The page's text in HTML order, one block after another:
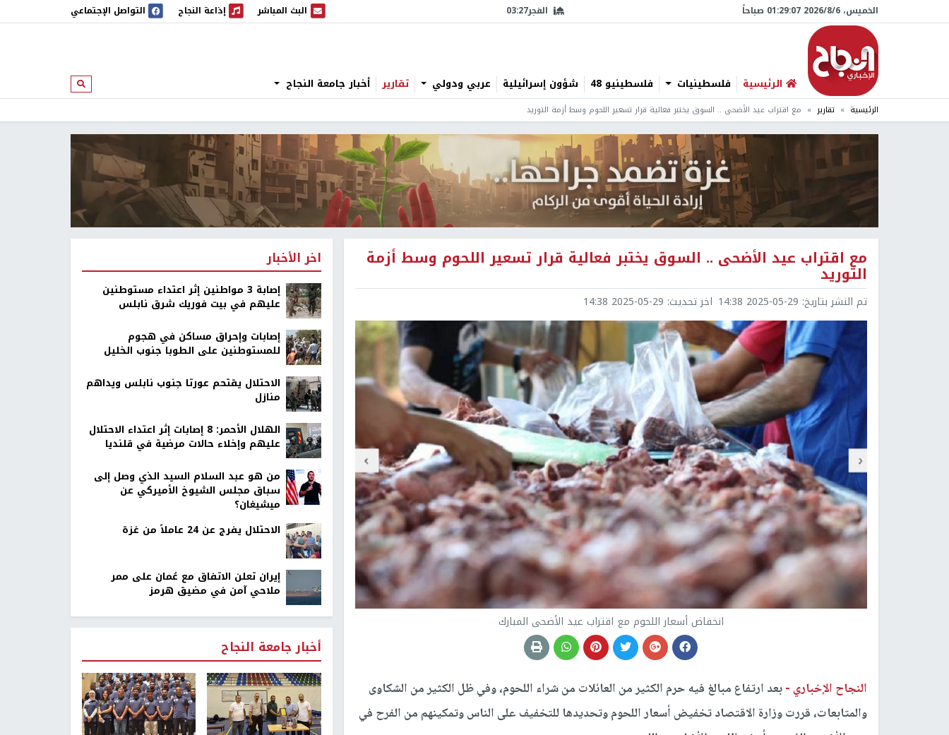
الخميس، 6/‏8/‏2026 01:29:08 صباحاً الفجر03:27 البث المباشر
البث المباشر إذاعة النجاح
إذاعة النجاح التواصل الإجتماعي
الرئيسية فلسطينيات فلسطينيو 48 شؤون إسرائيلية عربي ودولي تقارير أخبار جامعة النجاح ابحث
الرئيسية تقارير مع اقتراب عيد الأضحى .. السوق يختبر فعالية قرار تسعير اللحوم وسط أزمة التوريد
مع اقتراب عيد الأضحى .. السوق يختبر فعالية قرار تسعير اللحوم وسط أزمة
التوريد
تم النشر بتاريخ: 2025-05-29 14:38 اخر تحديث: 2025-05-29 14:38
انخفاض أسعار اللحوم مع اقتراب عيد الأضحى المبارك
النجاح الإخباري -بعد ارتفاع مبالغ فيه حرم الكثير من العائلات من شراء اللحوم، وفي ظل الكثير من الشكاوى
والمتابعات، قررت وزارة الاقتصاد تخفيض أسعار اللحوم وتحديدها للتخفيف على الناس وتمكينهم من الفرح في
اخر الأخبار
إصابة 3 مواطنين إثر اعتداء مستوطنين
عليهم في بيت فوريك شرق نابلس
إصابات وإحراق مساكن في هجوم
للمستوطنين على الطوبا جنوب الخليل
الاحتلال يقتحم عورتا جنوب نابلس ويداهم
منازل
الهلال الأحمر: 8 إصابات إثر اعتداء الاحتلال
عليهم وإخلاء حالات مرضية في قلنديا
من هو عبد السلام السيد الذي وصل إلى
سباق مجلس الشيوخ الأميركي عن
ميشيغان؟
الاحتلال يفرج عن 24 عاملاً من غزة
إيران تعلن الاتفاق مع عُمان على ممر
ملاحي آمن في مضيق هرمز
أخبار جامعة النجاح